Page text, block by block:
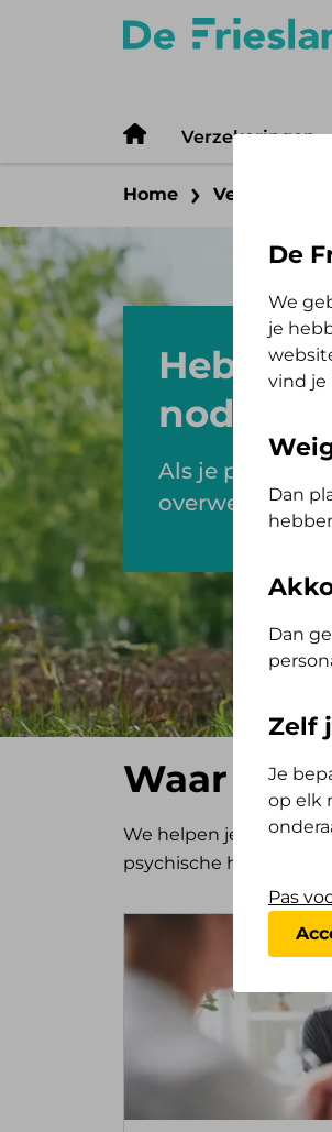
Verzekeringen
Home Vergoedingen
Heb je
nodig?
Als je
overweldigend
Waar
We helpen je door te
psychische hulp nodig
De
We
je
vind je
Dan
Dan
Zelf
Je
op elk
Pas